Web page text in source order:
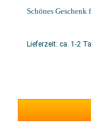
Schönes Geschenk
Lieferzeit: ca. 1-2